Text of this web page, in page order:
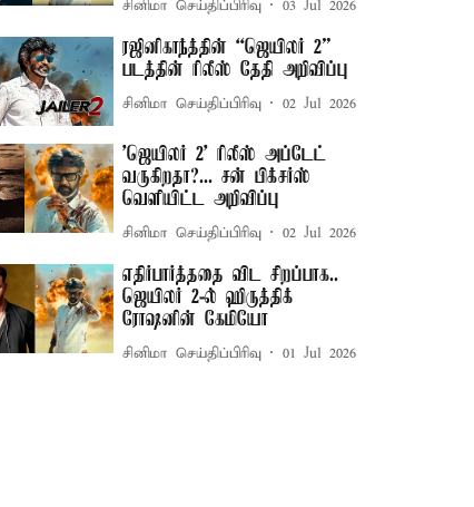
சினிமா செய்திப்பிரிவு 03 Jul 2026
ரஜினிகாந்த்தின் “ஜெயிலர் 2”
படத்தின் ரிலீஸ் தேதி அறிவிப்பு
சினிமா செய்திப்பிரிவு 02 Jul 2026
'ஜெயிலர் 2' ரிலீஸ் அப்டேட்
வருகிறதா?... சன் பிக்சர்ஸ்
வெளியிட்ட அறிவிப்பு
சினிமா செய்திப்பிரிவு 02 Jul 2026
எதிர்பார்த்ததை விட சிறப்பாக..
ஜெயிலர் 2-ல் ஹிருத்திக்
ரோஷனின் கேமியோ
சினிமா செய்திப்பிரிவு 01 Jul 2026